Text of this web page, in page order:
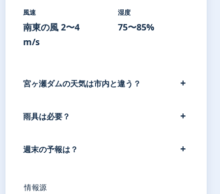
風速
南東の風 2〜4
m/s
湿度
75〜85%
宮ヶ瀬ダムの天気は市内と違う？
雨具は必要？
週末の予報は？
情報源